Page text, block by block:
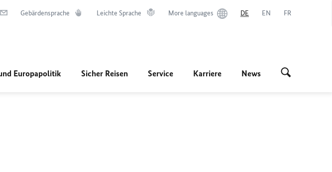
Gebärdensprache Leichte Sprache More languages DE EN FR
Europapolitik Sicher Reisen Service Karriere News